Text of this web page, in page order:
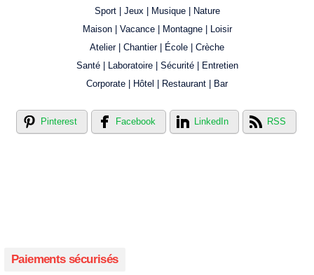
Sport | Jeux | Musique | Nature
Maison | Vacance | Montagne | Loisir
Atelier | Chantier | École | Crèche
Santé | Laboratoire | Sécurité | Entretien
Corporate | Hôtel | Restaurant | Bar
Pinterest Facebook LinkedIn RSS
Paiements sécurisés